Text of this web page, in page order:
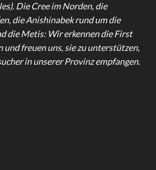
Die Cree im Norden, die
die Anishinabek rund um die
die Metis: Wir erkennen die First
und freuen uns, sie zu unterstützen,
in unserer Provinz empfangen.